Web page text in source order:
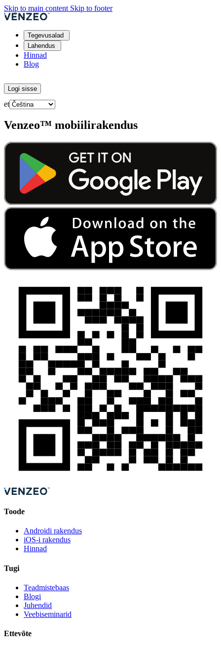
Skip to main content Skip to footer
Tegevusalad
Lahendus
Hinnad
Blog
Logi sisse
et
Venzeo™ mobiilirakendus
Toode
Androidi rakendus
iOS-i rakendus
Hinnad
Tugi
Teadmistebaas
Blogi
Juhendid
Veebiseminarid
Ettevõte